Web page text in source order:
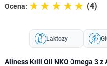
Ocena: ☆☆☆☆☆
★★★★★ (4)
Laktozy
Aliness Krill Oil NKO Omega 3 z